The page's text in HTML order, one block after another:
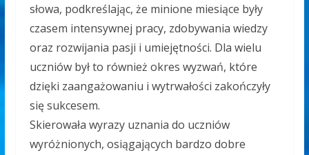
słowa, podkreślając, że minione miesiące były
czasem intensywnej pracy, zdobywania wiedzy
oraz rozwijania pasji i umiejętności. Dla wielu
uczniów był to również okres wyzwań, które
dzięki zaangażowaniu i wytrwałości zakończyły
się sukcesem.
Skierowała wyrazy uznania do uczniów
wyróżnionych, osiągających bardzo dobre